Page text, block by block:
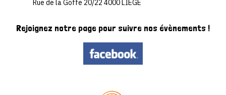
Rue de la Goffe 20/22 4000 LIEGE
Rejoignez notre page pour suivre nos évènements !